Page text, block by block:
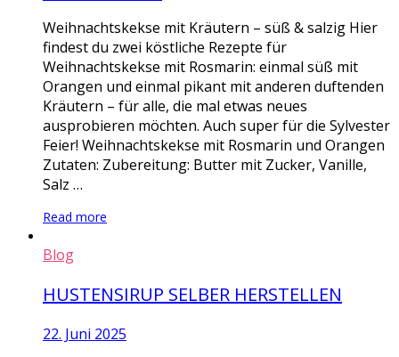
Weihnachtskekse mit Kräutern – süß & salzig Hier
findest du zwei köstliche Rezepte für
Weihnachtskekse mit Rosmarin: einmal süß mit
Orangen und einmal pikant mit anderen duftenden
Kräutern – für alle, die mal etwas neues
ausprobieren möchten. Auch super für die Sylvester
Feier! Weihnachtskekse mit Rosmarin und Orangen
Zutaten: Zubereitung: Butter mit Zucker, Vanille,
Salz …
Read more
Blog
HUSTENSIRUP SELBER HERSTELLEN
22. Juni 2025